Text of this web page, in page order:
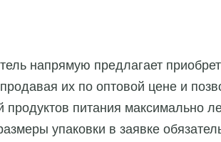
напрямую предлагает
их по оптовой цене и
продуктов питания максимально
упаковки в заявке